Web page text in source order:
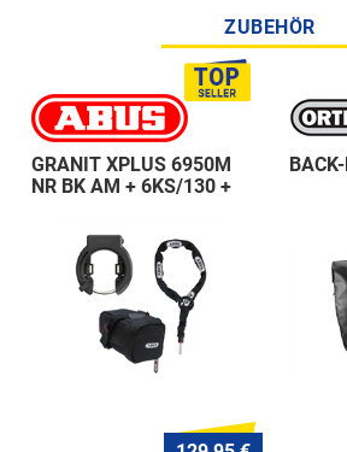
ZUBEHÖR
GRANIT XPLUS 6950M
NR BK AM + 6KS/130 +